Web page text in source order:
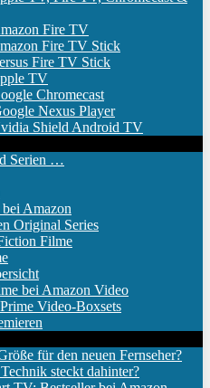
Fire TV
Fire TV Stick
Fire TV Stick
TV
Chromecast
Nexus Player
Shield Android TV
Serien …
Amazon
Original Series
Filme
bei Amazon Video
Video-Boxsets
für den neuen Fernseher?
steckt dahinter?